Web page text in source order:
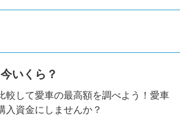
いくら？
較して愛車の最高額を調べよう！愛車
入資金にしませんか？